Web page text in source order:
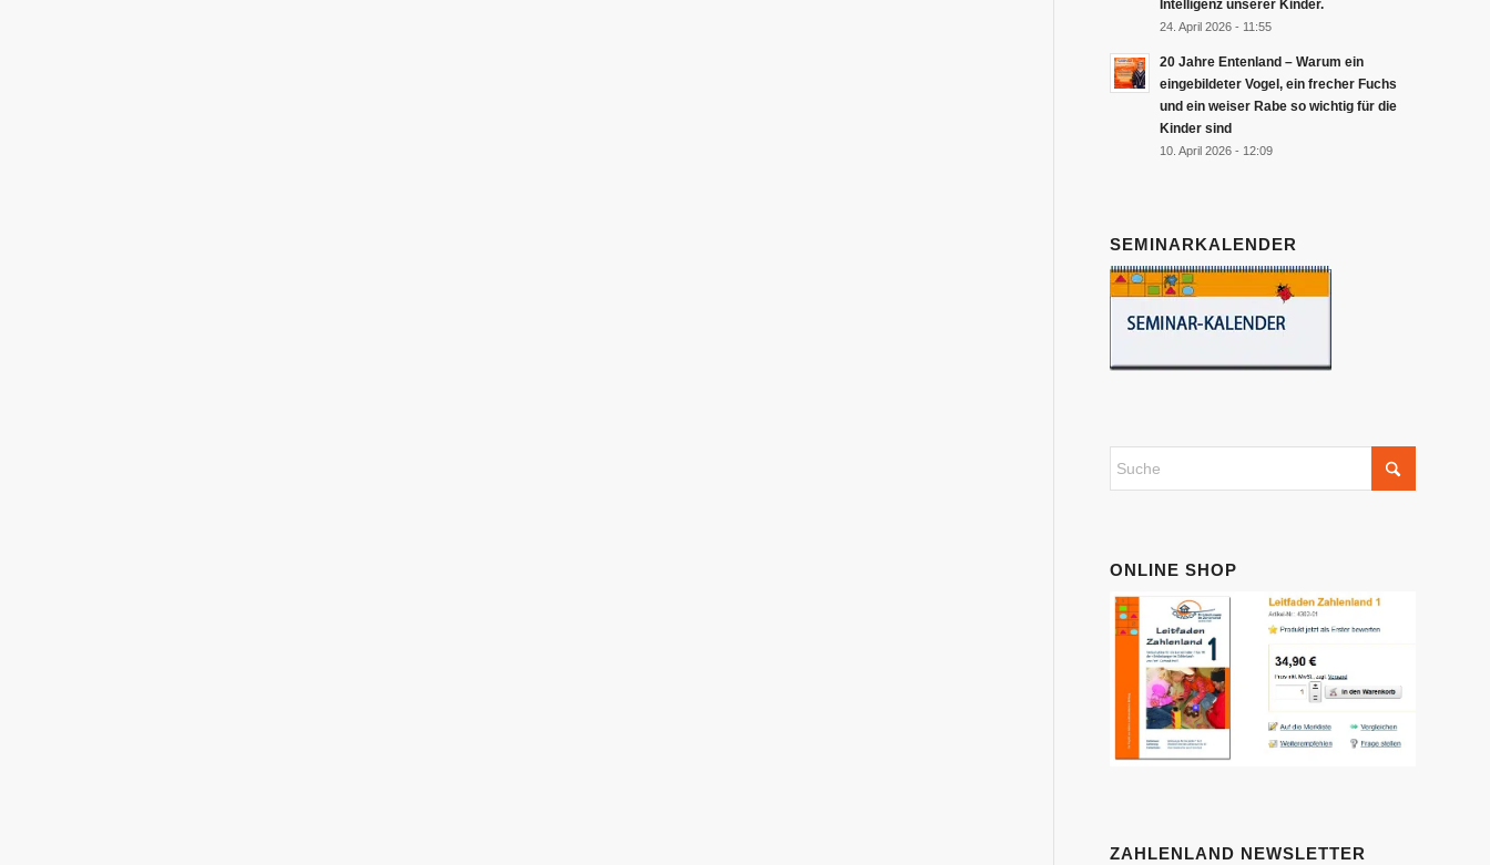
Intelligenz unserer Kinder.
24. April 2026 - 11:55
20 Jahre Entenland – Warum ein
eingebildeter Vogel, ein frecher Fuchs
und ein weiser Rabe so wichtig für die
Kinder sind
10. April 2026 - 12:09
SEMINARKALENDER
ONLINE SHOP
ZAHLENLAND NEWSLETTER